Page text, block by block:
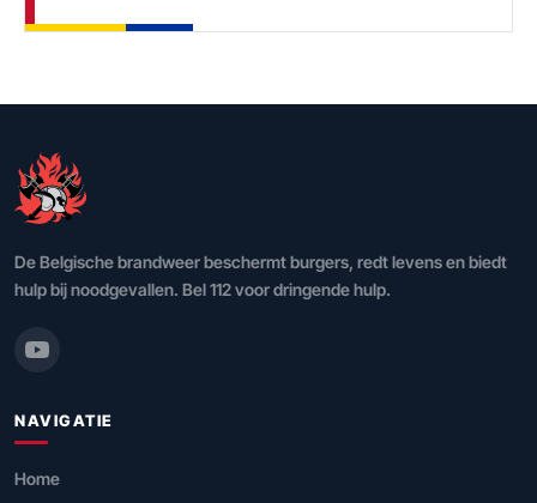
De Belgische brandweer beschermt burgers, redt levens en biedt
hulp bij noodgevallen. Bel 112 voor dringende hulp.
NAVIGATIE
Home